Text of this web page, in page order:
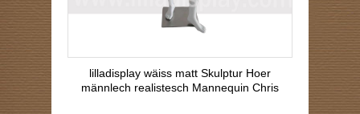
lilladisplay wäiss matt Skulptur Hoer
männlech realistesch Mannequin Chris